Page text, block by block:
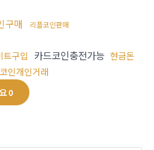
구매
리플코인판매
트구입 카드코인충전가능 현금돈
인개인거래
0